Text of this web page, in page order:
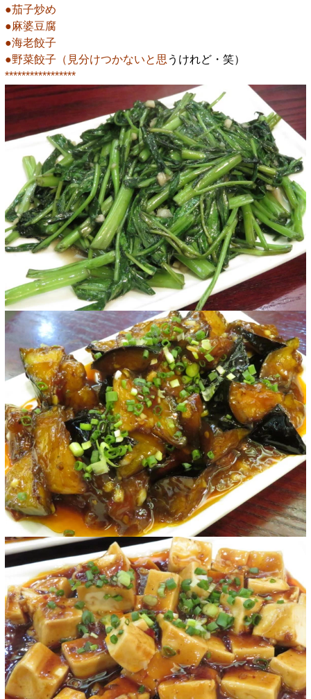
●茄子炒め
●麻婆豆腐
●海老餃子
●野菜餃子（見分けつかないと思 うけれど・笑）
*****************